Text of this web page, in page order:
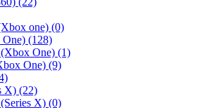
one) (0)
One) (128)
(Xbox One) (1)
One) (9)
X) (22)
X) (0)